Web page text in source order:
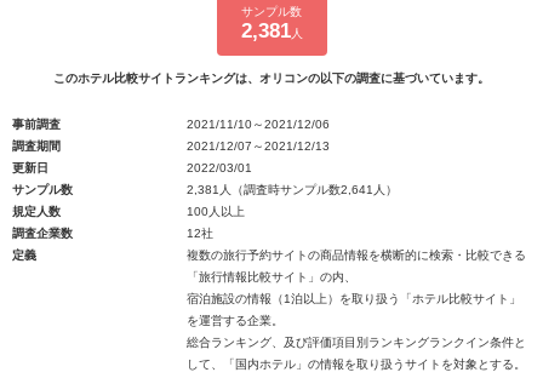
サンプル数
2,381人
このホテル比較サイトランキングは、オリコンの以下の調査に基づいています。
事前調査
2021/11/10～2021/12/06
調査期間
2021/12/07～2021/12/13
更新日
2022/03/01
サンプル数
2,381人（調査時サンプル数2,641人）
規定人数
100人以上
調査企業数
12社
定義
複数の旅行予約サイトの商品情報を横断的に検索・比較できる
「旅行情報比較サイト」の内、
宿泊施設の情報（1泊以上）を取り扱う「ホテル比較サイト」
を運営する企業。
総合ランキング、及び評価項目別ランキングランクイン条件と
して、「国内ホテル」の情報を取り扱うサイトを対象とする。